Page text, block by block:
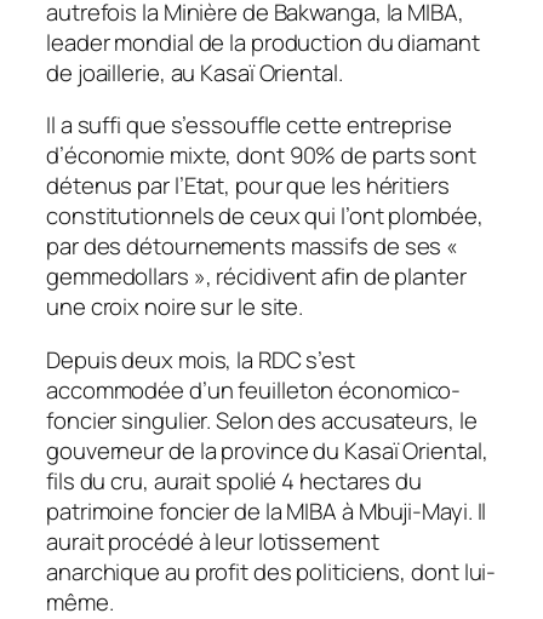
autrefois la Minière de Bakwanga, la MIBA,
leader mondial de la production du diamant
de joaillerie, au Kasaï Oriental.
Il a suffi que s’essouffle cette entreprise
d’économie mixte, dont 90% de parts sont
détenus par l’Etat, pour que les héritiers
constitutionnels de ceux qui l’ont plombée,
par des détournements massifs de ses «
gemmedollars », récidivent afin de planter
une croix noire sur le site.
Depuis deux mois, la RDC s’est
accommodée d’un feuilleton économico-
foncier singulier. Selon des accusateurs, le
gouverneur de la province du Kasaï Oriental,
fils du cru, aurait spolié 4 hectares du
patrimoine foncier de la MIBA à Mbuji-Mayi. Il
aurait procédé à leur lotissement
anarchique au profit des politiciens, dont lui-
même.